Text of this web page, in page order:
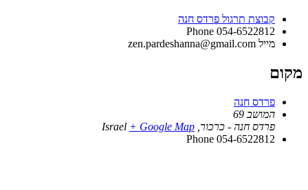
קבוצת תרגול פרדס חנה
Phone 054-6522812
מייל zen.pardeshanna@gmail.com
מקום
פרדס חנה
המושב 69
פרדס חנה - כרכור
Israel + Google Map
Phone 054-6522812